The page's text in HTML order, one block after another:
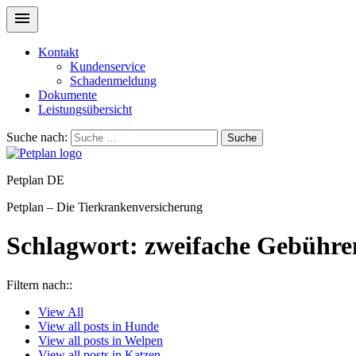
Kontakt
Kundenservice
Schadenmeldung
Dokumente
Leistungsübersicht
Suche nach: Suche
Petplan DE
Petplan – Die Tierkrankenversicherung
Schlagwort: zweifache
Filtern nach::
View All
View all posts in Hunde
View all posts in Welpen